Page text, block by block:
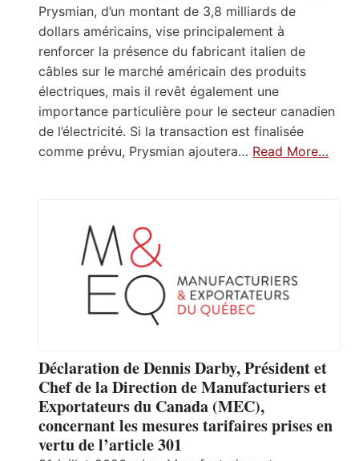
Prysmian, d’un montant de 3,8 milliards de
dollars américains, vise principalement à
renforcer la présence du fabricant italien de
câbles sur le marché américain des produits
électriques, mais il revêt également une
importance particulière pour le secteur canadien
de l’électricité. Si la transaction est finalisée
comme prévu, Prysmian ajoutera… Read More…
Déclaration de Dennis Darby, Président et
Chef de la Direction de Manufacturiers et
Exportateurs du Canada (MEC),
concernant les mesures tarifaires prises en
vertu de l’article 301